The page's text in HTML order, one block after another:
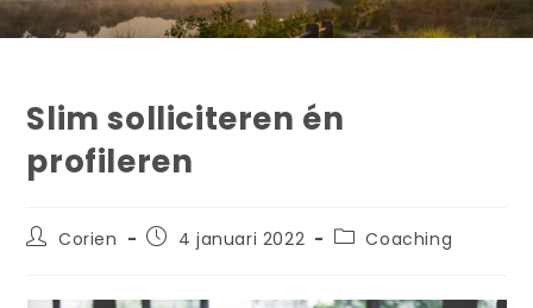
Slim solliciteren én
profileren
Corien 4 januari 2022 Coaching